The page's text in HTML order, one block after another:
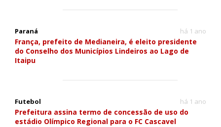
Paraná há 1 ano
França, prefeito de Medianeira, é eleito presidente
do Conselho dos Municípios Lindeiros ao Lago de
Itaipu
Futebol há 1 ano
Prefeitura assina termo de concessão de uso do
estádio Olímpico Regional para o FC Cascavel